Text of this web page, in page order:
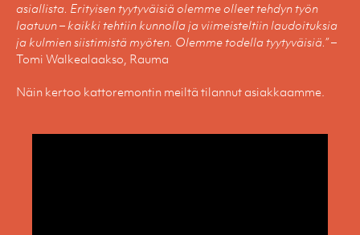
asiallista. Erityisen tyytyväisiä olemme olleet tehdyn työn
laatuun – kaikki tehtiin kunnolla ja viimeisteltiin laudoituksia
ja kulmien siistimistä myöten. Olemme todella tyytyväisiä.” –
Tomi Walkealaakso, Rauma
Näin kertoo kattoremontin meiltä tilannut asiakkaamme.